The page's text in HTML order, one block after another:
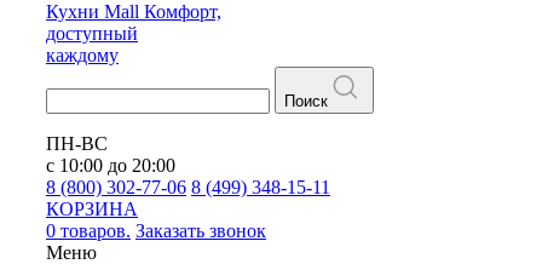
Кухни Mall Комфорт,
доступный
каждому
Поиск
ПН-ВС
с 10:00 до 20:00
8 (800) 302-77-06 8 (499) 348-15-11
КОРЗИНА
0 товаров. Заказать звонок
Меню